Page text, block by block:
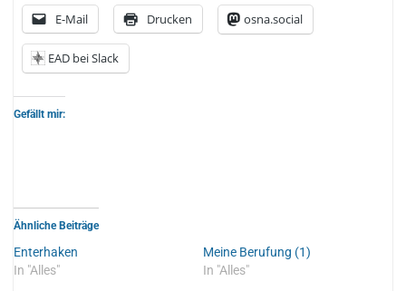
E-Mail Drucken osna.social
EAD bei Slack
Gefällt mir:
Ähnliche Beiträge
Enterhaken
In "Alles"
Meine Berufung (1)
In "Alles"